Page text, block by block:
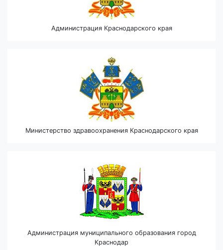
Администрация Краснодарского края
Министерство здравоохранения Краснодарского края
Администрация муниципального образования город
Краснодар